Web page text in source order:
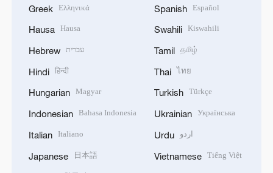
Greek Ελληνικά
Hausa Hausa
Hebrew עברית
Hindi हिन्दी
Hungarian Magyar
Indonesian Bahasa Indonesia
Italian Italiano
Japanese 日本語
Spanish Español
Swahili Kiswahili
Tamil தமிழ்
Thai ไทย
Turkish Türkçe
Ukrainian Українська
Urdu اردو
Vietnamese Tiếng Việt